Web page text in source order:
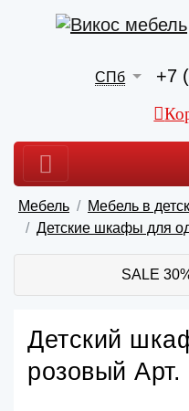
СПб +7
Мебель
Мебель в
Детские шкафы для
SALE
Детский
розовый Арт.